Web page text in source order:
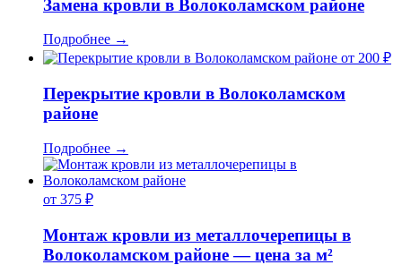
Замена кровли в Волоколамском районе
Подробнее →
от 200 ₽
Перекрытие кровли в Волоколамском
районе
Подробнее →
от 375 ₽
Монтаж кровли из металлочерепицы в
Волоколамском районе — цена за м²